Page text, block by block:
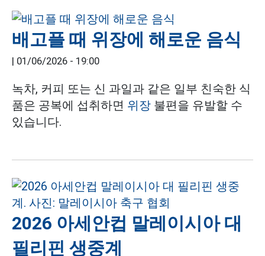
배고플 때 위장에 해로운 음식
| 01/06/2026 - 19:00
녹차, 커피 또는 신 과일과 같은 일부 친숙한 식
품은 공복에 섭취하면 위장 불편을 유발할 수
있습니다.
2026 아세안컵 말레이시아 대
필리핀 생중계